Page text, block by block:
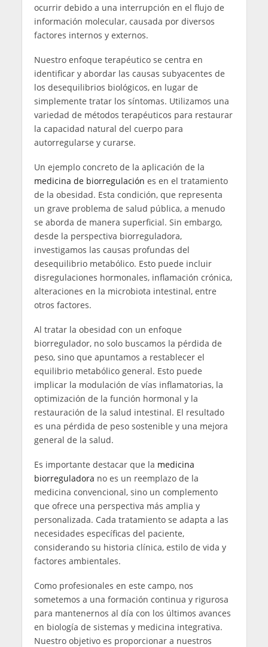
ocurrir debido a una interrupción en el flujo de
información molecular, causada por diversos
factores internos y externos.
Nuestro enfoque terapéutico se centra en
identificar y abordar las causas subyacentes de
los desequilibrios biológicos, en lugar de
simplemente tratar los síntomas. Utilizamos una
variedad de métodos terapéuticos para restaurar
la capacidad natural del cuerpo para
autorregularse y curarse.
Un ejemplo concreto de la aplicación de la
medicina de biorregulación es en el tratamiento
de la obesidad. Esta condición, que representa
un grave problema de salud pública, a menudo
se aborda de manera superficial. Sin embargo,
desde la perspectiva biorreguladora,
investigamos las causas profundas del
desequilibrio metabólico. Esto puede incluir
disregulaciones hormonales, inflamación crónica,
alteraciones en la microbiota intestinal, entre
otros factores.
Al tratar la obesidad con un enfoque
biorregulador, no solo buscamos la pérdida de
peso, sino que apuntamos a restablecer el
equilibrio metabólico general. Esto puede
implicar la modulación de vías inflamatorias, la
optimización de la función hormonal y la
restauración de la salud intestinal. El resultado
es una pérdida de peso sostenible y una mejora
general de la salud.
Es importante destacar que la medicina
biorreguladora no es un reemplazo de la
medicina convencional, sino un complemento
que ofrece una perspectiva más amplia y
personalizada. Cada tratamiento se adapta a las
necesidades específicas del paciente,
considerando su historia clínica, estilo de vida y
factores ambientales.
Como profesionales en este campo, nos
sometemos a una formación continua y rigurosa
para mantenernos al día con los últimos avances
en biología de sistemas y medicina integrativa.
Nuestro objetivo es proporcionar a nuestros